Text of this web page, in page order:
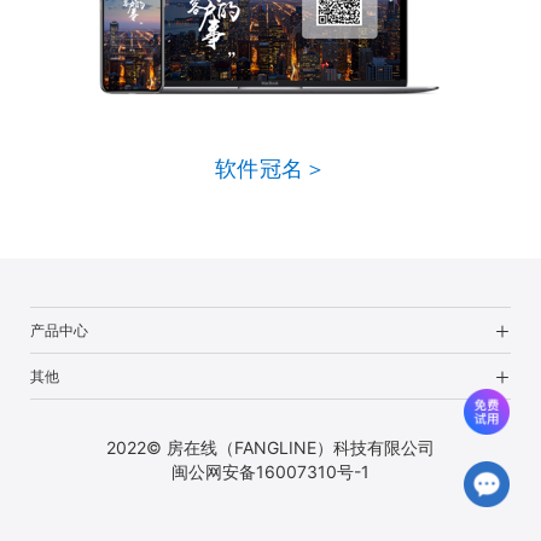
软件冠名＞
产品中心
其他
2022© 房在线（FANGLINE）科技有限公司
闽公网安备16007310号-1